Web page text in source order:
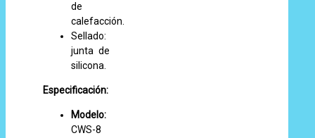
de
calefacción.
Sellado:
junta de
silicona.
Especificación:
Modelo:
CWS-8